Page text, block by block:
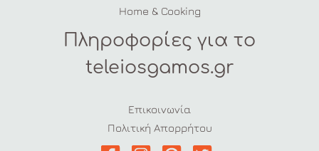
Home & Cooking
Πληροφορίες για το
teleiosgamos.gr
Επικοινωνία
Πολιτική Απορρήτου